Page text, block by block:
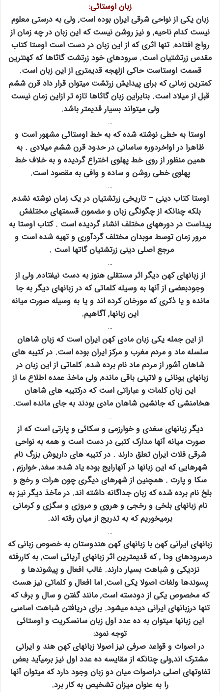
زبان اوستائی:
زبان یکی از نواحی شرقی ایران بوده است‚ ولی به درستی معلوم
نیست کدام ناحیه‚ و نیز روشن نیست که این زبان در چه زمان از
رواج افتاده. تنها اثری که از این زبان در دست است اوستا کتاب
مقدس زرتشتیان است. سرودهای خود زرتشت گاثاها که کهنترین
قسمت اوستاست حاکی ازلهجه قدیمتری از این زبان است.
کمترین زمانی که برای پیدایش زرتشت میتوان قرار داد قرن ششم
قبل از میلاد است. بنابراین زبان گاثاها تازه تر ازاین زمان نیست
ولی میتواند بسیار قدیمتر باشد.
…
اوستا به خطی نوشته شده که به خط اوستائی مشهور است و
ظاهرا در اواخردوره ساسانی در حدود قرن ششم میلادی . به
همین منظور از روی خط پهلوی اختراع گردیده و به خلاف خط
پهلوی خطی روشن و ساده و وافی به مقصود است.
…
اوستا کتاب دینی – تاریخی زرتشتیان در یک زمان نوشته نشده‚
بلکه چنانکه از چگونگی زبان و مضمون قسمتهای مختلفش
پیداست در دورههای مختلف انشاء گردیده است . کتاب اوستا به
مرور زمان توسط موبدان مختلف گردآوری و تهیه شده است و
مرجع اصلی دینی زرتشتیان گاتها است .
…
از زبانهای کهن دیگر اثر مستقلی هنوز به دست نیفتاده‚ ولی از
وجودبعضی از آنها به وسیله کلماتی که در زبانهای دیگر به جا
مانده و یا ذکری که مورخان کرده اند و یا به وسیله صورت میانه
این زبانها‚ آگاهیم.
…
از این جمله یکی زبان مادی کهن ایران است که زبان شاهان
سلسله ماد و مردم مغرب و مرکز ایران بوده است. در کتیبه های
شاهان آشور از مردم ماد نام برده شده. کلماتی از این زبان در
زبانهای یونانی و لاتینی باقی مانده‚ ولی ماخذ عمده اطلاع ما از
این زبان کلمات و عباراتی است که درکتیبه های شاهان
هخامنشی که جانشین شاهان مادی بودند به جای مانده است.
…
دیگر زبانهای سغدی و خوارزمی و سکائی و پارتی است که از
صورت میانه آنها مدارک کتبی در دست است و همه به نواحی
شرقی فلات ایران تعلق دارند . در کتیبه های داریوش بزرگ نام
شهرهایی که این زبانها در آنهارایج بوده یاد شده: سغد‚ خوارزم ‚
سکا و پارت . همچنین از شهرهای دیگری چون هرات و رخج و
بلخ نام برده شده که زبان جداگانه داشته اند. در مآخذ دیگر نیز به
نام زبانهای بلخی و رخجی و هروی و مروزی و سگزی و کرمانی
برمیخوریم که به تدریج از میان رفته اند.
…
زبانهای ایرانی کهن با زبانهای کهن هندوستان به خصوص زبانی که
درسرودهای ودا ‚ که قدیمترین اثر زبانهای آریائی است‚ به کاررفته
نزدیکی و شباهت بسیار دارند. غالب افعال و پیشوندها و
پسوندها ولغات اصولا یکی است‚ اما افعال و کلماتی نیز هست
که مخصوص یکی از دودسته است‚ مانند گفتن و سال و برف که
تنها درزبانهای ایرانی دیده میشود. برای دریافتن شباهت اساسی
این زبانها میتوان به ده عدد اول زبان سانسکریت و اوستائی
توجه نمود:
در اصوات و قواعد صرفی نیز اصولا زبانهای کهن هند و ایرانی
مشترک اند‚ولی چنانکه از مقایسه ده عدد اول نیز برمیآید بعض
تفاوتهای اصلی دراصوات میان دو زبان وجود دارد که میتوان آنها
را به عنوان میزان تشخیص به کار برد.